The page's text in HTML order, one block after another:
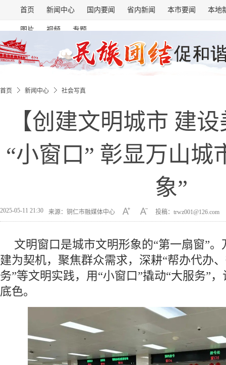
首页 新闻中心 国内要闻 省内新闻 本市要闻 本地
图片 视频 专题
首页 新闻中心 社会写真
【创建文明城市 建
“小窗口” 彰显万山城
象”
2025-05-11 21:30 来源：铜仁市融媒体中心 投稿：trwz001@126.com
文明窗口是城市文明形象的“第一扇窗”
建为契机，聚焦群众需求，深耕“帮办代办
务”等文明实践，用“小窗口”撬动“大服务”
底色。